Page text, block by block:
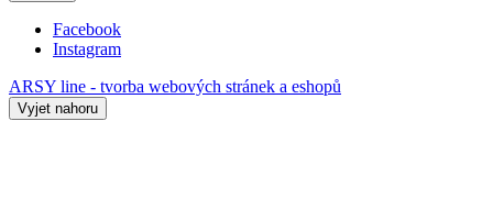
Facebook
Instagram
ARSY line - tvorba webových stránek a eshopů
Vyjet nahoru